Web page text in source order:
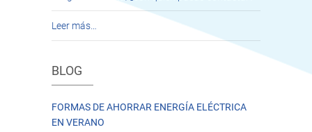
Leer más…
BLOG
FORMAS DE AHORRAR ENERGÍA ELÉCTRICA
EN VERANO